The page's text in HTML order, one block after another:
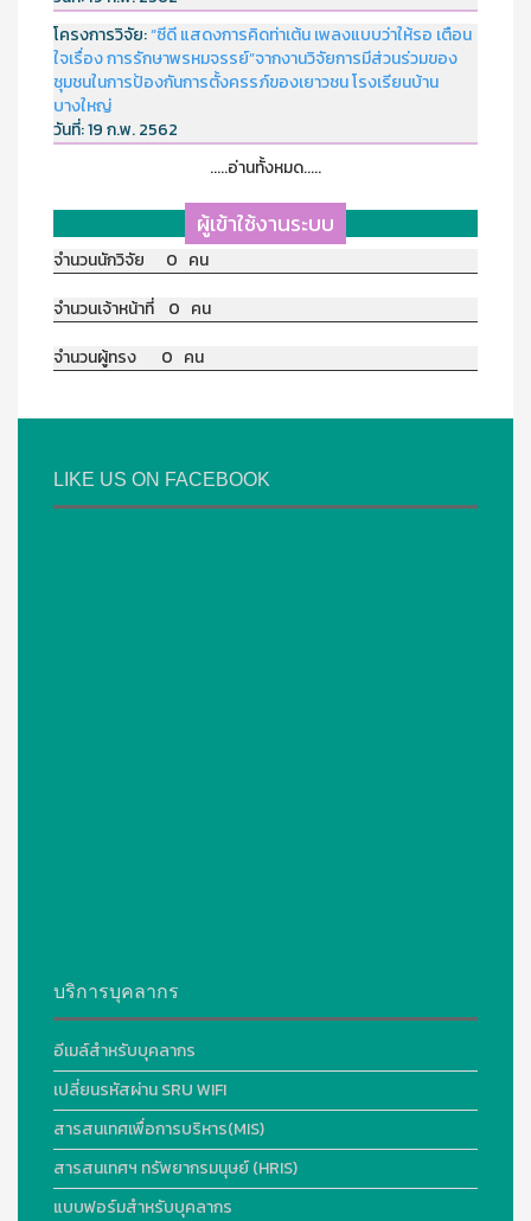
โครงการวิจัย:“ซีดี แสดงการคิดท่าเต้น เพลงแบบว่าให้รอ เตือน
ใจเรื่อง การรักษาพรหมจรรย์”จากงานวิจัยการมีส่วนร่วมของ
ชุมชนในการป้องกันการตั้งครรภ์ของเยาวชน โรงเรียนบ้าน
บางใหญ่
วันที่:19 ก.พ. 2562
.....อ่านทั้งหมด.....
ผู้เข้าใช้งานระบบ
จำนวนนักวิจัย 0 คน
จำนวนเจ้าหน้าที่ 0 คน
จำนวนผู้ทรง 0 คน
LIKE US ON FACEBOOK
บริการบุคลากร
อีเมล์สำหรับบุคลากร
เปลี่ยนรหัสผ่าน SRU WIFI
สารสนเทศเพื่อการบริหาร(MIS)
สารสนเทศฯ ทรัพยากรมนุษย์ (HRIS)
แบบฟอร์มสำหรับบุคลากร